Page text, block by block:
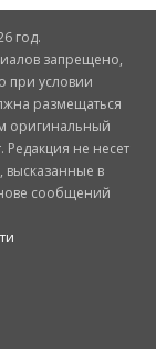
год.
запрещено,
при условии
размещаться
оригинальный
Редакция не несет
высказанные в
сообщений